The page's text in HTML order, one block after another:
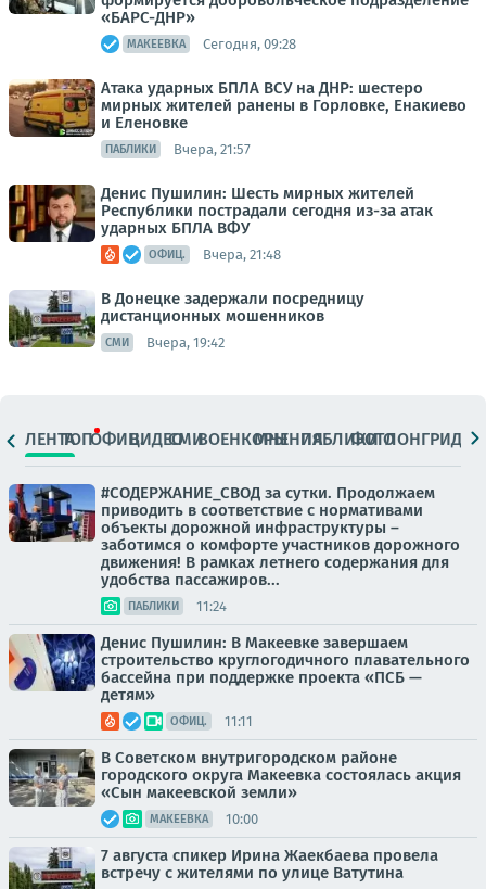
«БАРС-ДНР»
МАКЕЕВКА Сегодня, 09:28
Атака ударных БПЛА ВСУ на ДНР: шестеро
мирных жителей ранены в Горловке, Енакиево
и Еленовке
ПАБЛИКИ Вчера, 21:57
Денис Пушилин: Шесть мирных жителей
Республики пострадали сегодня из-за атак
ударных БПЛА ВФУ
ОФИЦ. Вчера, 21:48
В Донецке задержали посредницу
дистанционных мошенников
СМИ Вчера, 19:42
ЛЕНТАТОПОФИЦ.ВИДЕОСМИВОЕНКОРЫМНЕНИЯПАБЛИКИ
ФОТОЛОНГРИДЫ
#СОДЕРЖАНИЕ_СВОД за сутки. Продолжаем
приводить в соответствие с нормативами
объекты дорожной инфраструктуры –
заботимся о комфорте участников дорожного
движения! В рамках летнего содержания для
удобства пассажиров...
ПАБЛИКИ 11:24
Денис Пушилин: В Макеевке завершаем
строительство круглогодичного плавательного
бассейна при поддержке проекта «ПСБ —
детям»
ОФИЦ. 11:11
В Советском внутригородском районе
городского округа Макеевка состоялась акция
«Сын макеевской земли»
МАКЕЕВКА 10:00
7 августа спикер Ирина Жаекбаева провела
встречу с жителями по улице Ватутина